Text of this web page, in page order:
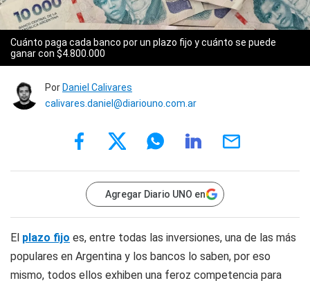
Cuánto paga cada banco por un plazo fijo y cuánto se puede
ganar con $4.800.000
Por Daniel Calivares
calivares.daniel@diariouno.com.ar
Agregar Diario UNO en
El plazo fijo es, entre todas las inversiones, una de las más
populares en Argentina y los bancos lo saben, por eso
mismo, todos ellos exhiben una feroz competencia para